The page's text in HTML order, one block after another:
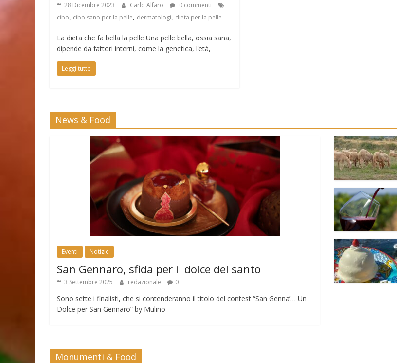
28 Dicembre 2023 Carlo Alfaro
0 commenti
cibo, cibo sano per la pelle, dermatologi, dieta per la pelle
La dieta che fa bella la pelle Una pelle bella, ossia sana,
dipende da fattori interni, come la genetica, l’età,
Leggi tutto
News & Food
Eventi Notizie
San Gennaro, sfida per il dolce del santo
3 Settembre 2025 redazionale 0
Sono sette i finalisti, che si contenderanno il titolo del contest “San Genna’… Un
Dolce per San Gennaro” by Mulino
Monumenti & Food